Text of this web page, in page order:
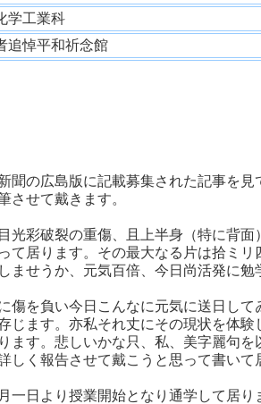
学工業科
追悼平和祈念館
聞の広島版に記載募集された記事を
させて戴きます。
光彩破裂の重傷、且上半身（特に背
て居ります。その最大なる片は拾ミリ
ませうか、元気百倍、今日尚活発に勉
傷を負い今日こんなに元気に送日し
じます。亦私それ丈にその現状を体
ます。悲しいかな只、私、美字麗句を
く報告させて戴こうと思って書いて
一日より授業開始となり通学して居